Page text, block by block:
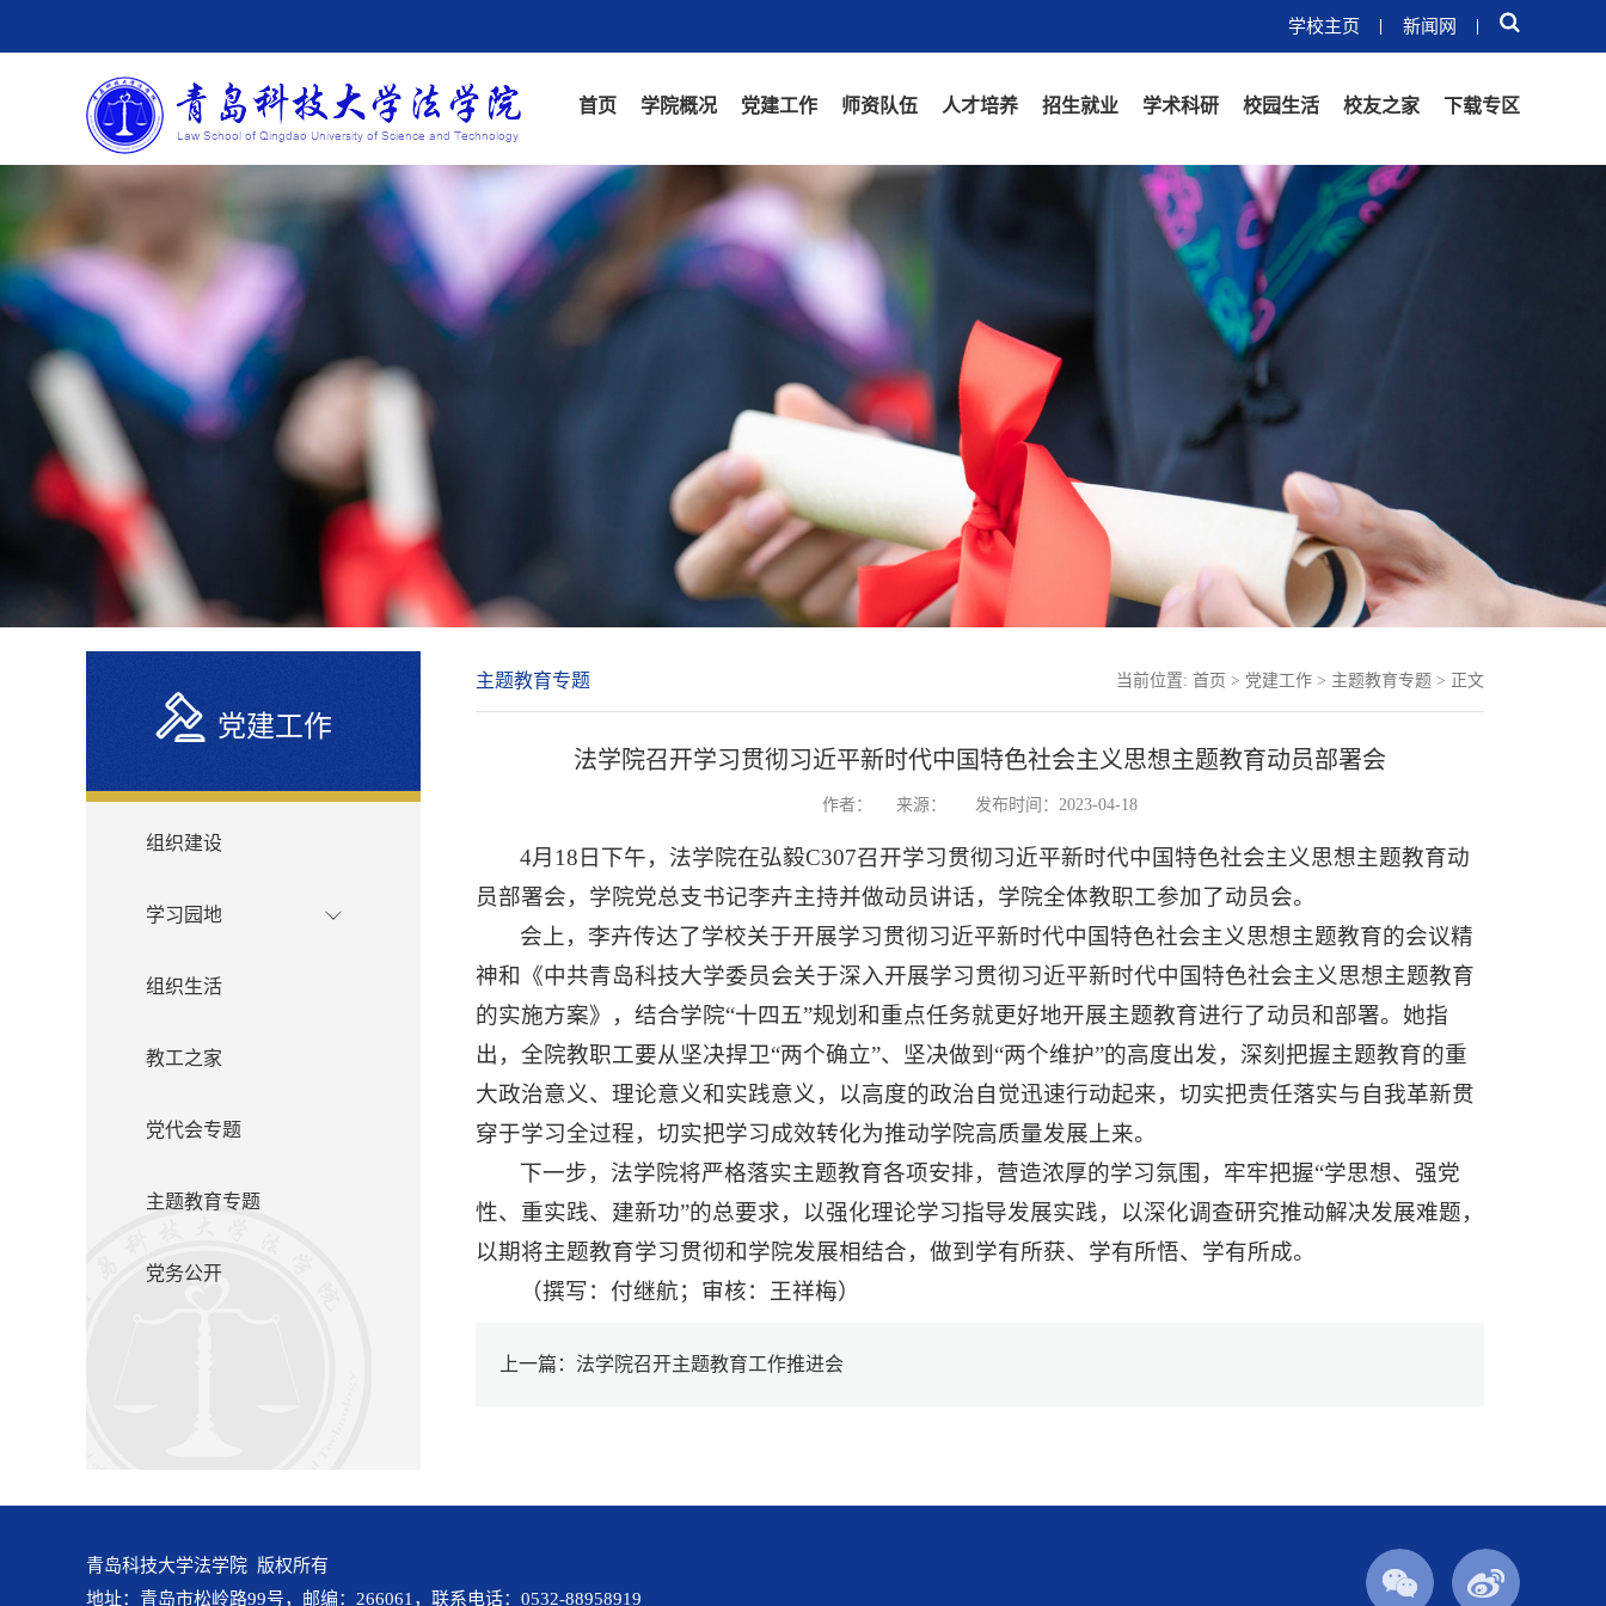
学校主页 新闻网
首页 学院概况 党建工作 师资队伍 人才培养 招生就业 学术科研 校园生活 校友之家 下载专区
党建工作
组织建设
学习园地
组织生活
教工之家
党代会专题
主题教育专题
党务公开
主题教育专题 当前位置: 首页 > 党建工作 > 主题教育专题 > 正文
法学院召开学习贯彻习近平新时代中国特色社会主义思想主题教育动员部署会
作者： 来源： 发布时间：2023-04-18
4月18日下午，法学院在弘毅C307召开学习贯彻习近平新时代中国特色社会主义思想主题教育动
员部署会，学院党总支书记李卉主持并做动员讲话，学院全体教职工参加了动员会。
会上，李卉传达了学校关于开展学习贯彻习近平新时代中国特色社会主义思想主题教育的会议精
神和《中共青岛科技大学委员会关于深入开展学习贯彻习近平新时代中国特色社会主义思想主题教育
的实施方案》，结合学院“十四五”规划和重点任务就更好地开展主题教育进行了动员和部署。她指
出，全院教职工要从坚决捍卫“两个确立”、坚决做到“两个维护”的高度出发，深刻把握主题教育的重
大政治意义、理论意义和实践意义，以高度的政治自觉迅速行动起来，切实把责任落实与自我革新贯
穿于学习全过程，切实把学习成效转化为推动学院高质量发展上来。
下一步，法学院将严格落实主题教育各项安排，营造浓厚的学习氛围，牢牢把握“学思想、强党
性、重实践、建新功”的总要求，以强化理论学习指导发展实践，以深化调查研究推动解决发展难题，
以期将主题教育学习贯彻和学院发展相结合，做到学有所获、学有所悟、学有所成。
（撰写：付继航；审核：王祥梅）
上一篇：法学院召开主题教育工作推进会
青岛科技大学法学院 版权所有
地址：青岛市松岭路99号，邮编：266061，联系电话：0532-88958919